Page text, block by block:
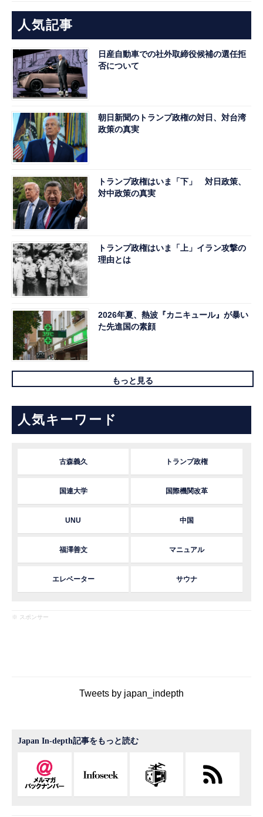
人気記事
日産自動車での社外取締役候補の選任拒
否について
朝日新聞のトランプ政権の対日、対台湾
政策の真実
トランプ政権はいま「下」 対日政策、
対中政策の真実
トランプ政権はいま「上」イラン攻撃の
理由とは
2026年夏、熱波『カニキュール』が暴い
た先進国の素顔
もっと見る
人気キーワード
古森義久 トランプ政権
国連大学 国際機関改革
UNU 中国
福澤善文 マニュアル
エレベーター サウナ
※ スポンサー
Tweets by japan_indepth
Japan In-depth記事をもっと読む